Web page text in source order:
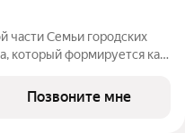
части Семьи городских
в 8 и 9 этажей.
Позвоните мне